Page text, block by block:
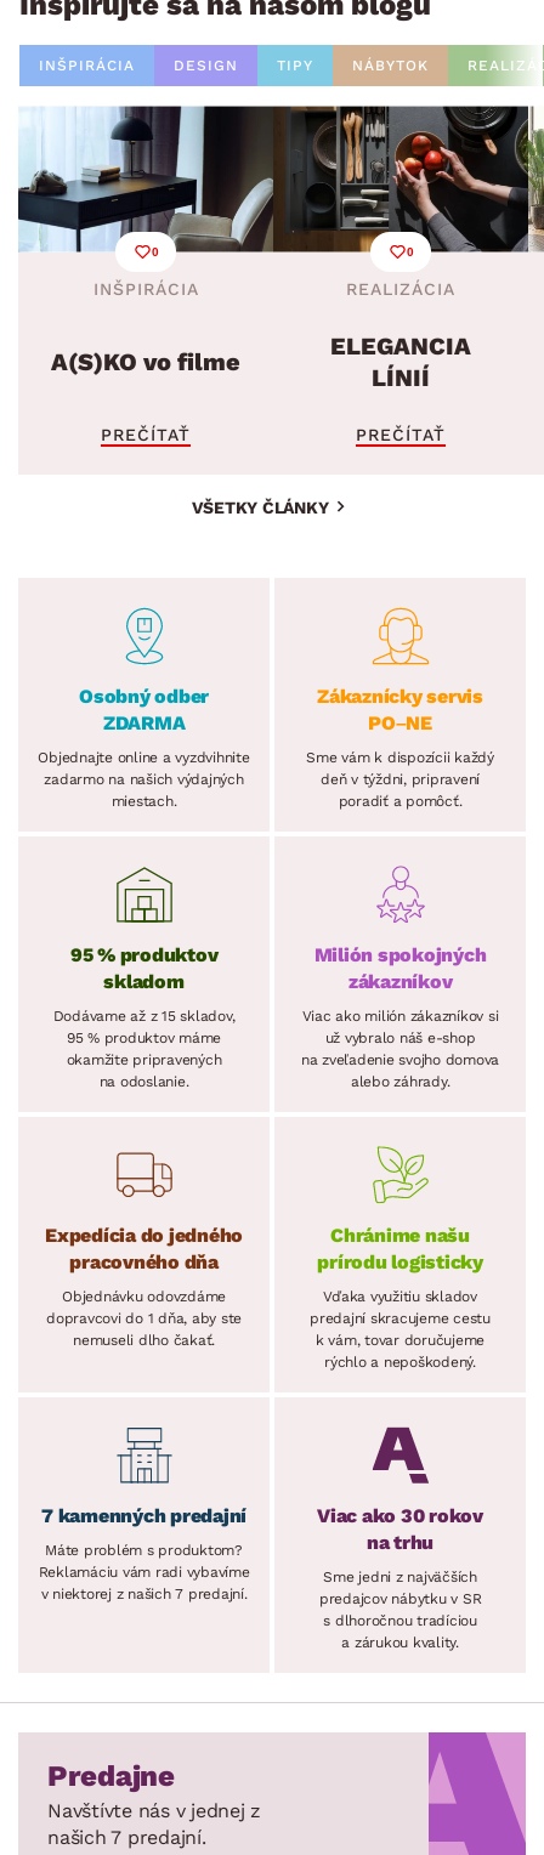
INŠPIRÁCIA DESIGN TIPY NÁBYTOK
0
INŠPIRÁCIA
A(S)KO vo filme
PREČÍTAŤ
0
REALIZÁCIA
ELEGANCIA
LÍNIÍ
PREČÍTAŤ
VŠETKY ČLÁNKY
Osobný odber
ZDARMA
Objednajte online a vyzdvihnite
zadarmo na našich výdajných
miestach.
Zákaznícky servis
PO–NE
Sme vám k dispozícii každý
deň v týždni, pripravení
poradiť a pomôcť.
95 % produktov
skladom
Dodávame až z 15 skladov,
95 % produktov máme
okamžite pripravených
na odoslanie.
Milión spokojných
zákazníkov
Viac ako milión zákazníkov si
už vybralo náš e-shop
na zveľadenie svojho domova
alebo záhrady.
Expedícia do jedného
pracovného dňa
Objednávku odovzdáme
dopravcovi do 1 dňa, aby ste
nemuseli dlho čakať.
Chránime našu
prírodu logisticky
Vďaka využitiu skladov
predajní skracujeme cestu
k vám, tovar doručujeme
rýchlo a nepoškodený.
7 kamenných predajní
Máte problém s produktom?
Reklamáciu vám radi vybavíme
v niektorej z našich 7 predajní.
Viac ako 30 rokov
na trhu
Sme jedni z najväčších
predajcov nábytku v SR
s dlhoročnou tradíciou
a zárukou kvality.
Predajne
Navštívte nás v jednej z
našich 7 predajní.